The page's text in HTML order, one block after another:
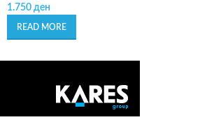
1.750 ден
READ MORE